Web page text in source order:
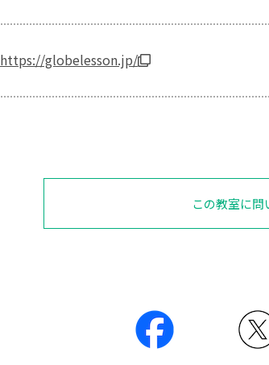
https://globelesson.jp/
この教室に問